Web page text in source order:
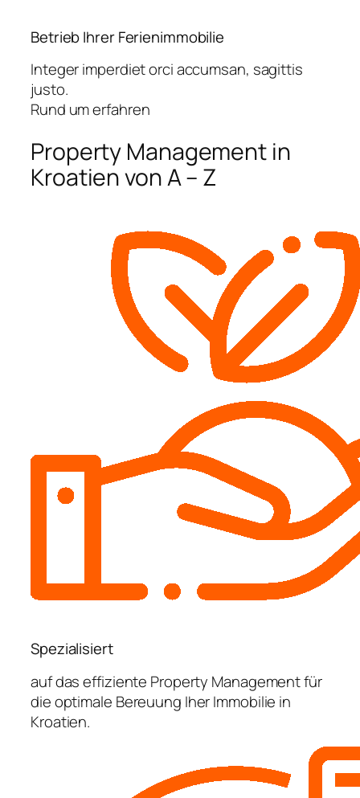
Betrieb Ihrer Ferienimmobilie
Integer imperdiet orci accumsan, sagittis
justo.
Rund um erfahren
Property Management in
Kroatien von A – Z
Spezialisiert
auf das effiziente Property Management für
die optimale Bereuung Iher Immobilie in
Kroatien.